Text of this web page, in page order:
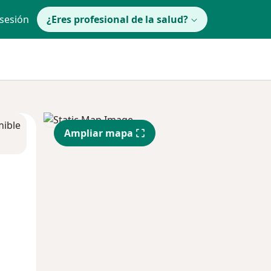
¿Eres profesional de la salud?
Ampliar mapa